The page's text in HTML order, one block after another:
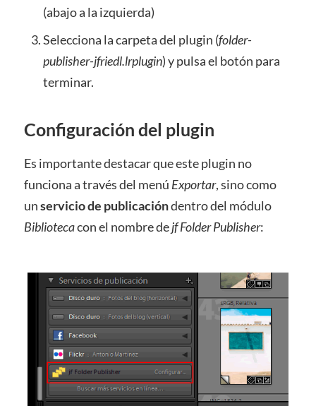
(abajo a la izquierda)
Selecciona la carpeta del plugin (folder-
publisher-jfriedl.lrplugin) y pulsa el botón para
terminar.
Configuración del plugin
Es importante destacar que este plugin no
funciona a través del menú Exportar, sino como
unservicio de publicacióndentro del módulo
Bibliotecacon el nombre dejf Folder Publisher: